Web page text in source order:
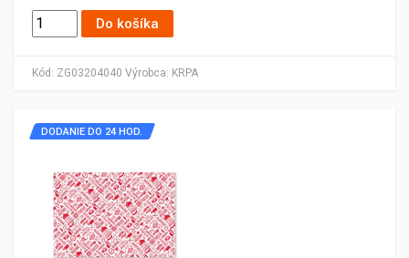
Kód: ZG03204040 Výrobca: KRPA
Do košíka
DODANIE DO 24 HOD.